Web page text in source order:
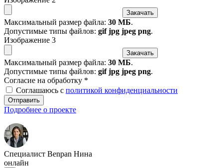
Закачать
Максимальный размер файла: 30 МБ.
Допустимые типы файлов: gif jpg jpeg png.
Изображение 3
Закачать
Максимальный размер файла: 30 МБ.
Допустимые типы файлов: gif jpg jpeg png.
Согласие на обработку *
Соглашаюсь с политикой конфиденциальности
Отправить
Подробнее о проекте
Специалист Benpan Нина
онлайн